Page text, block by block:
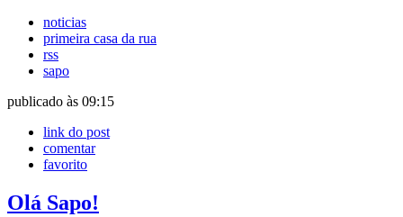
noticias
primeira casa da rua
rss
sapo
publicado às 09:15
link do post
comentar
favorito
Olá Sapo!